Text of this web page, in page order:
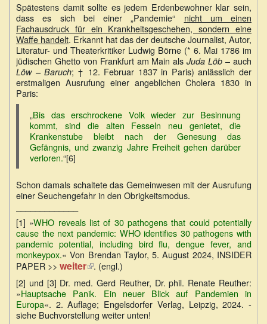
Spätestens damit sollte es jedem Erdenbewohner klar sein,
dass es sich bei einer „Pandemie“ nicht um einen
Fachausdruck für ein Krankheitsgeschehen, sondern eine
Waffe handelt. Erkannt hat das der deutsche Journalist, Autor,
Literatur- und Theaterkritiker Ludwig Börne (* 6. Mai 1786 im
jüdischen Ghetto von Frankfurt am Main alsJuda Löb – auch
Löw – Baruch; † 12. Februar 1837 in Paris) anlässlich der
erstmaligen Ausrufung einer angeblichen Cholera 1830 in
Paris:
„Bis das erschrockene Volk wieder zur Besinnung
kommt, sind die alten Fesseln neu genietet, die
Krankenstube bleibt nach der Genesung das
Gefängnis, und zwanzig Jahre Freiheit gehen darüber
verloren.“[6]
Schon damals schaltete das Gemeinwesen mit der Ausrufung
einer Seuchengefahr in den Obrigkeitsmodus.
[1] »WHO reveals list of 30 pathogens that could potentially
cause the next pandemic: WHO identifies 30 pathogens with
pandemic potential, including bird flu, dengue fever, and
monkeypox.« Von Brendan Taylor, 5. August 2024, INSIDER
PAPER >> weiter(Link
extern)
. (engl.)
[2] und [3] Dr. med. Gerd Reuther, Dr. phil. Renate Reuther:
»Hauptsache Panik. Ein neuer Blick auf Pandemien in
Europa«. 2. Auflage; Engelsdorfer Verlag, Leipzig, 2024. -
siehe Buchvorstellung weiter unten!